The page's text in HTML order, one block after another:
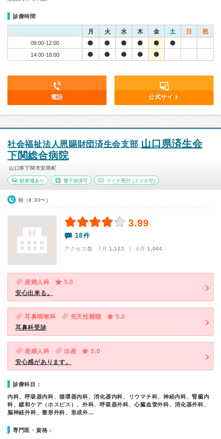
診療時間
月 火 水 木 金 土 日 祝
09:00-12:00
14:00-18:00
電話 公式サイト
社会福祉法人恩賜財団済生会支部 山口県済生会
下関総合病院
山口県下関市安岡町
駐車場あり 電子決済可 マイナ受付 (スマホ可)
朝（8:30〜）
3.99
18件
アクセス数 7月:1,123 | 6月:1,044
産婦人科
5.0
安心出来る。
耳鼻咽喉科 先天性難聴
5.0
耳鼻科受診
産婦人科 出産
5.0
安心感があります。
診療科目：
内科、呼吸器内科、循環器内科、消化器内科、リウマチ科、神経内科、腎臓内
科、緩和ケア（ホスピス）、外科、呼吸器外科、心臓血管外科、消化器外科、
脳神経外科、整形外科、形成外…
専門医・資格：